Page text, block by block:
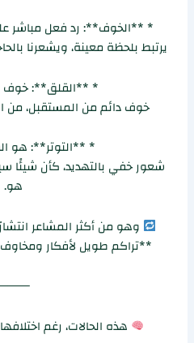
* **الخوف**: رد فعل مباشر
يرتبط بلحظة معينة، ويشعرنا
* **القلق**: خوف
خوف دائم من المستقبل، من
* **التوتر**: هو
شعور خفي بالتهديد، كأن شيئًا
هو.
وهو من أكثر المشاعر
**تراكم طويل لأفكار
هذه الحالات، رغم